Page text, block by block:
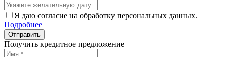
Я даю согласие на обработку персональных данных.
Подробнее
Получить кредитное предложение